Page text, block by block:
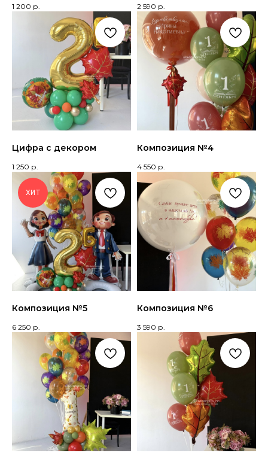
1 200 р. 2 590 р.
Цифра с декором
1 250 р.
Композиция №4
4 550 р.
ХИТ
Композиция №5
6 250 р.
Композиция №6
3 590 р.